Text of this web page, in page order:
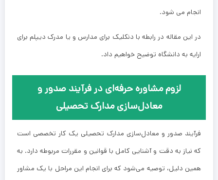
انجام می ‌شود.
در این مقاله در رابطه با دنکلیک برای مدارس و یا مدرک دیپلم برای
ارایه به دانشگاه توضیح خواهیم داد.
لزوم مشاوره حرفه‌ای در فرآیند صدور و
معادل‌سازی مدارک تحصیلی
فرآیند صدور و معادل‌سازی مدارک تحصیلی یک کار تخصصی است
که نیاز به دقت و آشنایی کامل با قوانین و مقررات مربوطه دارد. به
همین دلیل، توصیه می‌شود که برای انجام این مراحل با یک مشاور